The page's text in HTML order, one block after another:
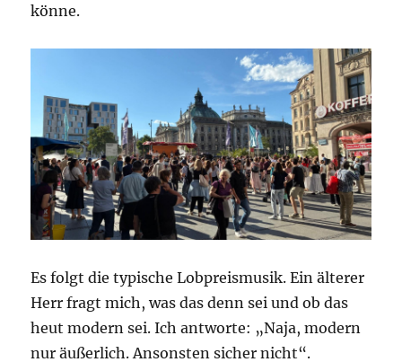
könne.
Es folgt die typische Lobpreismusik. Ein älterer
Herr fragt mich, was das denn sei und ob das
heut modern sei. Ich antworte: „Naja, modern
nur äußerlich. Ansonsten sicher nicht“.